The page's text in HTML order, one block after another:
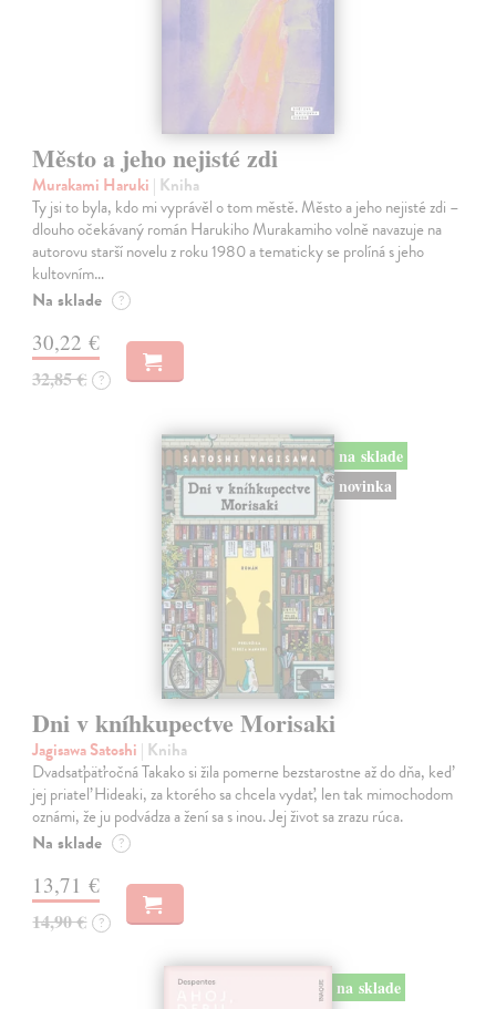
Město a jeho nejisté zdi
Murakami Haruki | Kniha
Ty jsi to byla, kdo mi vyprávěl o tom městě. Město a jeho nejisté zdi –
dlouho očekávaný román Harukiho Murakamiho volně navazuje na
autorovu starší novelu z roku 1980 a tematicky se prolíná s jeho
kultovním…
Na sklade ?
30,22 €
32,85 € ?
na sklade
novinka
Dni v kníhkupectve Morisaki
Jagisawa Satoshi | Kniha
Dvadsaťpäťročná Takako si žila pomerne bezstarostne až do dňa, keď
jej priateľ Hideaki, za ktorého sa chcela vydať, len tak mimochodom
oznámi, že ju podvádza a žení sa s inou. Jej život sa zrazu rúca.
Na sklade ?
13,71 €
14,90 € ?
na sklade